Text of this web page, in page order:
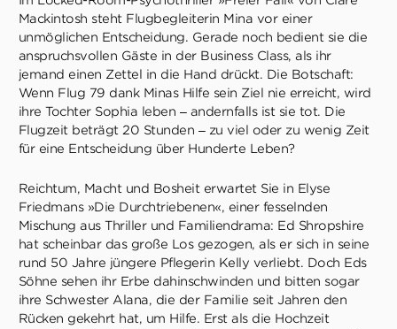
Mackintosh steht Flugbegleiterin Mina vor einer
unmöglichen Entscheidung. Gerade noch bedient sie die
anspruchsvollen Gäste in der Business Class, als ihr
jemand einen Zettel in die Hand drückt. Die Botschaft:
Wenn Flug 79 dank Minas Hilfe sein Ziel nie erreicht, wird
ihre Tochter Sophia leben – andernfalls ist sie tot. Die
Flugzeit beträgt 20 Stunden – zu viel oder zu wenig Zeit
für eine Entscheidung über Hunderte Leben?
Reichtum, Macht und Bosheit erwartet Sie in Elyse
Friedmans »Die Durchtriebenen«, einer fesselnden
Mischung aus Thriller und Familiendrama: Ed Shropshire
hat scheinbar das große Los gezogen, als er sich in seine
rund 50 Jahre jüngere Pflegerin Kelly verliebt. Doch Eds
Söhne sehen ihr Erbe dahinschwinden und bitten sogar
ihre Schwester Alana, die der Familie seit Jahren den
Rücken gekehrt hat, um Hilfe. Erst als die Hochzeit